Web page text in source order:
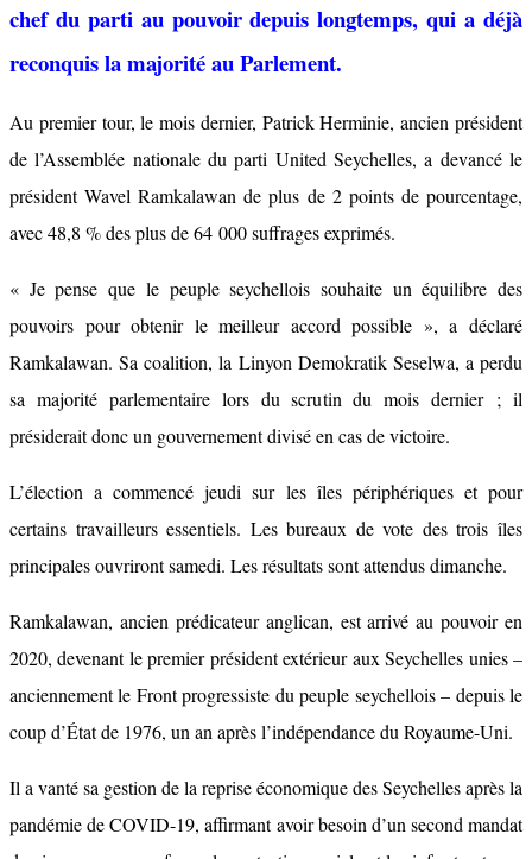
chef du parti au pouvoir depuis longtemps, qui a déjà
reconquis la majorité au Parlement.
Au premier tour, le mois dernier, Patrick Herminie, ancien président
de l’Assemblée nationale du parti United Seychelles, a devancé le
président Wavel Ramkalawan de plus de 2 points de pourcentage,
avec 48,8 % des plus de 64 000 suffrages exprimés.
« Je pense que le peuple seychellois souhaite un équilibre des
pouvoirs pour obtenir le meilleur accord possible », a déclaré
Ramkalawan. Sa coalition, la Linyon Demokratik Seselwa, a perdu
sa majorité parlementaire lors du scrutin du mois dernier ; il
présiderait donc un gouvernement divisé en cas de victoire.
L’élection a commencé jeudi sur les îles périphériques et pour
certains travailleurs essentiels. Les bureaux de vote des trois îles
principales ouvriront samedi. Les résultats sont attendus dimanche.
Ramkalawan, ancien prédicateur anglican, est arrivé au pouvoir en
2020, devenant le premier président extérieur aux Seychelles unies –
anciennement le Front progressiste du peuple seychellois – depuis le
coup d’État de 1976, un an après l’indépendance du Royaume-Uni.
Il a vanté sa gestion de la reprise économique des Seychelles après la
pandémie de COVID-19, affirmant avoir besoin d’un second mandat